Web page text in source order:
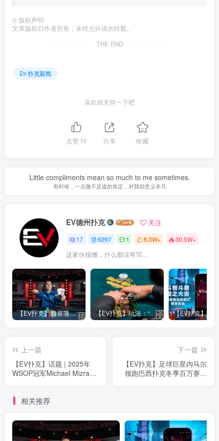
© 版权声明
文章版权归作者所有，未经允许请勿转载。
THE END
扑克新闻
喜欢就支持一下吧
点赞10 分享 收藏
Little compliments mean so much to me sometimes.
有时候，一点微不足道的肯定，对我却意义非凡
EV德州扑克 关注
17 6297 1 6.3W+ 30.5W+
这家伙很懒，什么都没有写...
【EV扑克】恭喜蒲蔚然赛事#65夺冠，收获国人2023WSOP第六条金手链，奖金93万刀！ 【EV扑克】玩法：“松弱鱼/松凶鱼打法”的基本攻略
上一篇
【EV扑克】话题 | 2025年
WSOP冠军Michael Mizrachi
下一篇
【EV扑克】足球巨星内马尔
领跑巴西扑克冬季百万赛首
相关推荐